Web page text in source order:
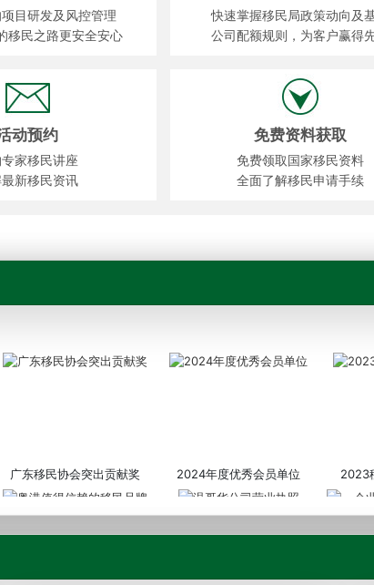
目研发及风控管理
移民之路更安全安心
快速掌握移民局政策动向及
公司配额规则，为客户赢得
动预约
家移民讲座
新移民资讯
免费资料获取
免费领取国家移民资料
全面了解移民申请手续
广东移民协会突出贡献奖 2024年度优秀会员单位 2023